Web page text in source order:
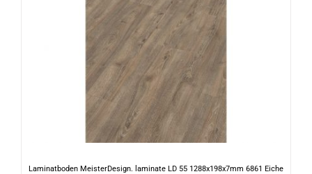
Laminatboden MeisterDesign. laminate LD 55 1288x198x7mm 6861 Eiche